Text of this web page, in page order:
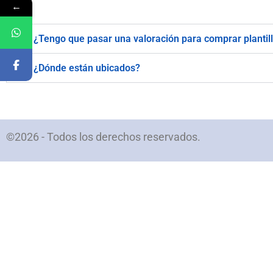
¿Tengo que pasar una valoración para comprar
¿Dónde están ubicados?
©2026 - Todos los derechos reservados.
←